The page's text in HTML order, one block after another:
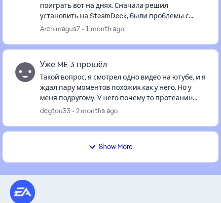
поиграть вот на днях. Сначала решил
установить на SteamDeck, были проблемы с
установкой лаунчера, провозился два часа, но
Archimagus7 1 month ago
Уже ME 3 прошёл
Такой вопрос, я смотрел одно видео на ютубе, и я
ждал пару моментов похожих как у него. Но у
меня подругому. У него почему то протеанин
жив и в команду перешёл. И я ждал нормандия
degtou33 2 months ago
Show More